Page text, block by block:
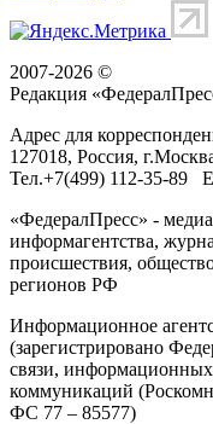
2007-2026 ©
Редакция «
Адрес для
127018, Россия, г.
Тел.+7(499) 112-35-89
«ФедералПресс» -
информагентства,
происшествия,
регионов РФ
Информационное
(зарегистрировано
связи,
коммуникаций
ФС 77 – 85577)